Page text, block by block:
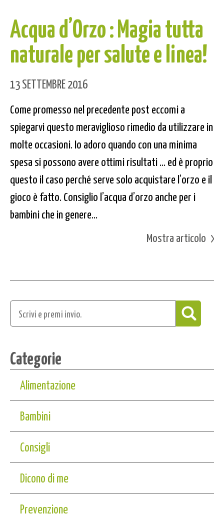
Acqua d’Orzo : Magia tutta
naturale per salute e linea!
13 SETTEMBRE 2016
Come promesso nel precedente post eccomi a
spiegarvi questo meraviglioso rimedio da utilizzare in
molte occasioni. Io adoro quando con una minima
spesa si possono avere ottimi risultati … ed è proprio
questo il caso perché serve solo acquistare l’orzo e il
gioco è fatto. Consiglio l’acqua d’orzo anche per i
bambini che in genere...
Mostra articolo
Categorie
Alimentazione
Bambini
Consigli
Dicono di me
Prevenzione